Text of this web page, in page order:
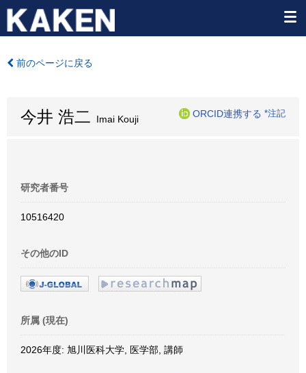
前のページに戻る
今井 浩二 Imai Kouji
ORCID連携する *注記
研究者番号
10516420
その他のID
所属 (現在)
2026年度: 旭川医科大学, 医学部, 講師